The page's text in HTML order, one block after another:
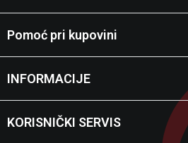
Pomoć pri kupovini
INFORMACIJE
KORISNIČKI SERVIS